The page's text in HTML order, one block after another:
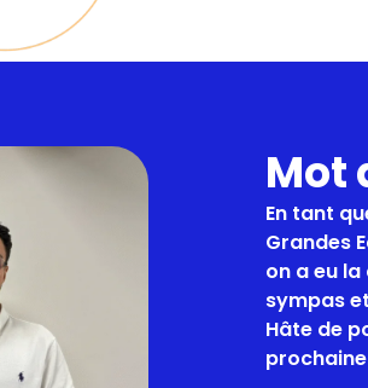
Mot
En tant
Grandes
on a eu
sympas
Hâte de